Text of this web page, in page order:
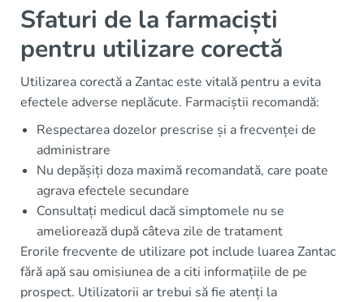
Sfaturi de la farmaciști
pentru utilizare corectă
Utilizarea corectă a Zantac este vitală pentru a evita
efectele adverse neplăcute. Farmaciștii recomandă:
Respectarea dozelor prescrise și a frecvenței de
administrare
Nu depășiți doza maximă recomandată, care poate
agrava efectele secundare
Consultați medicul dacă simptomele nu se
ameliorează după câteva zile de tratament
Erorile frecvente de utilizare pot include luarea Zantac
fără apă sau omisiunea de a citi informațiile de pe
prospect. Utilizatorii ar trebui să fie atenți la